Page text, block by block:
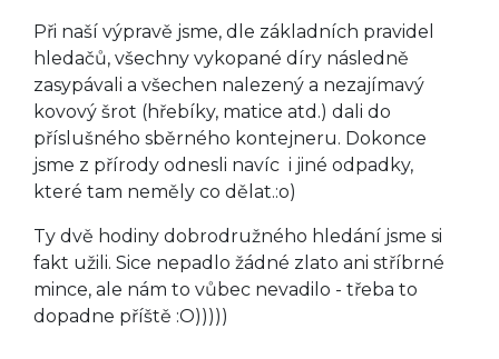
Při naší výpravě jsme, dle základních pravidel
hledačů, všechny vykopané díry následně
zasypávali a všechen nalezený a nezajímavý
kovový šrot (hřebíky, matice atd.) dali do
příslušného sběrného kontejneru. Dokonce
jsme z přírody odnesli navíc i jiné odpadky,
které tam neměly co dělat.:o)
Ty dvě hodiny dobrodružného hledání jsme si
fakt užili. Sice nepadlo žádné zlato ani stříbrné
mince, ale nám to vůbec nevadilo - třeba to
dopadne příště :O)))))